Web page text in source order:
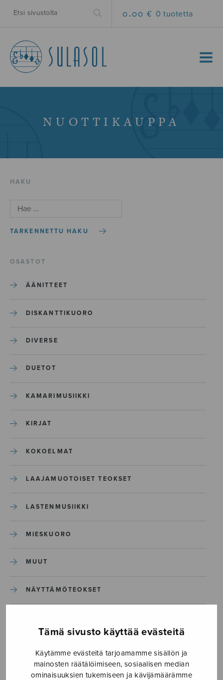
Tämä sivusto käyttää evästeitä
Käytämme evästeitä tarjoamamme sisällön ja
mainosten räätälöimiseen, sosiaalisen median
ominaisuuksien tukemiseen ja kävijämäärämme
0.00 € 0 tuotetta
MENU
NUOTTIKAUPPA
HAKU
TARKENNETTU HAKU
OSASTOT
ÄÄNITTEET
DISKANTTIKUORO
DIVERSE
DUETOT
KAMARIMUSIIKKI
KIRJAT
KOKOELMAT
LAAJAMUOTOISET TEOKSET
LASTENMUSIIKKI
MIESKUORO
MUUT
NÄYTTÄMÖTEOKSET
SOITINMUSIIKKI